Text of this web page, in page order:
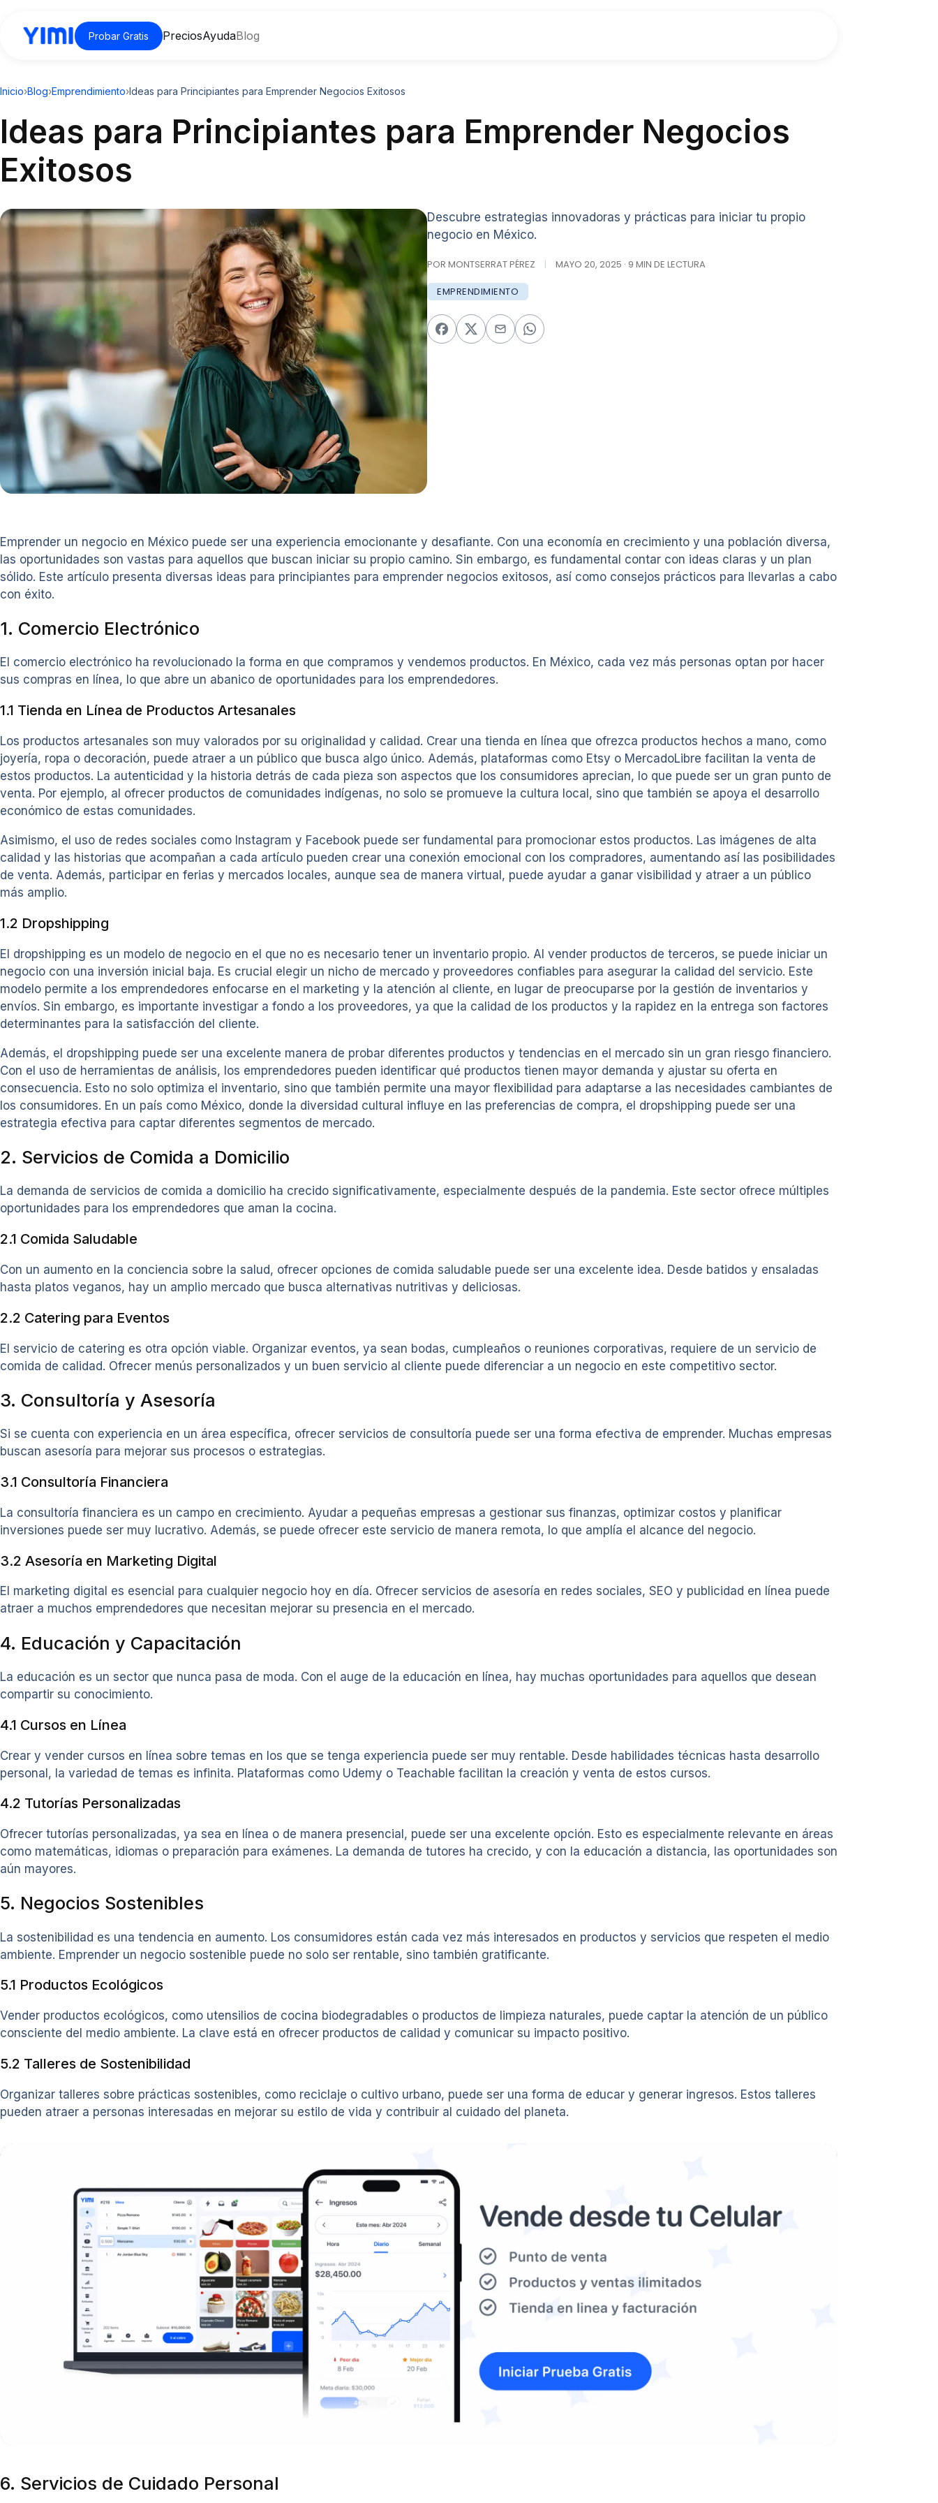
Probar Gratis PreciosAyudaBlog
Inicio›Blog›Emprendimiento›Ideas para Principiantes para Emprender Negocios Exitosos
Ideas para Principiantes para Emprender Negocios
Exitosos
Descubre estrategias innovadoras y prácticas para iniciar tu propio
negocio en México.
POR MONTSERRAT PÉREZ | MAYO 20, 2025 · 9 MIN DE LECTURA
EMPRENDIMIENTO
Emprender un negocio en México puede ser una experiencia emocionante y desafiante. Con una economía en crecimiento y una población diversa,
las oportunidades son vastas para aquellos que buscan iniciar su propio camino. Sin embargo, es fundamental contar con ideas claras y un plan
sólido. Este artículo presenta diversas ideas para principiantes para emprender negocios exitosos, así como consejos prácticos para llevarlas a cabo
con éxito.
1. Comercio Electrónico
El comercio electrónico ha revolucionado la forma en que compramos y vendemos productos. En México, cada vez más personas optan por hacer
sus compras en línea, lo que abre un abanico de oportunidades para los emprendedores.
1.1 Tienda en Línea de Productos Artesanales
Los productos artesanales son muy valorados por su originalidad y calidad. Crear una tienda en línea que ofrezca productos hechos a mano, como
joyería, ropa o decoración, puede atraer a un público que busca algo único. Además, plataformas como Etsy o MercadoLibre facilitan la venta de
estos productos. La autenticidad y la historia detrás de cada pieza son aspectos que los consumidores aprecian, lo que puede ser un gran punto de
venta. Por ejemplo, al ofrecer productos de comunidades indígenas, no solo se promueve la cultura local, sino que también se apoya el desarrollo
económico de estas comunidades.
Asimismo, el uso de redes sociales como Instagram y Facebook puede ser fundamental para promocionar estos productos. Las imágenes de alta
calidad y las historias que acompañan a cada artículo pueden crear una conexión emocional con los compradores, aumentando así las posibilidades
de venta. Además, participar en ferias y mercados locales, aunque sea de manera virtual, puede ayudar a ganar visibilidad y atraer a un público
más amplio.
1.2 Dropshipping
El dropshipping es un modelo de negocio en el que no es necesario tener un inventario propio. Al vender productos de terceros, se puede iniciar un
negocio con una inversión inicial baja. Es crucial elegir un nicho de mercado y proveedores confiables para asegurar la calidad del servicio. Este
modelo permite a los emprendedores enfocarse en el marketing y la atención al cliente, en lugar de preocuparse por la gestión de inventarios y
envíos. Sin embargo, es importante investigar a fondo a los proveedores, ya que la calidad de los productos y la rapidez en la entrega son factores
determinantes para la satisfacción del cliente.
Además, el dropshipping puede ser una excelente manera de probar diferentes productos y tendencias en el mercado sin un gran riesgo financiero.
Con el uso de herramientas de análisis, los emprendedores pueden identificar qué productos tienen mayor demanda y ajustar su oferta en
consecuencia. Esto no solo optimiza el inventario, sino que también permite una mayor flexibilidad para adaptarse a las necesidades cambiantes de
los consumidores. En un país como México, donde la diversidad cultural influye en las preferencias de compra, el dropshipping puede ser una
estrategia efectiva para captar diferentes segmentos de mercado.
2. Servicios de Comida a Domicilio
La demanda de servicios de comida a domicilio ha crecido significativamente, especialmente después de la pandemia. Este sector ofrece múltiples
oportunidades para los emprendedores que aman la cocina.
2.1 Comida Saludable
Con un aumento en la conciencia sobre la salud, ofrecer opciones de comida saludable puede ser una excelente idea. Desde batidos y ensaladas
hasta platos veganos, hay un amplio mercado que busca alternativas nutritivas y deliciosas.
2.2 Catering para Eventos
El servicio de catering es otra opción viable. Organizar eventos, ya sean bodas, cumpleaños o reuniones corporativas, requiere de un servicio de
comida de calidad. Ofrecer menús personalizados y un buen servicio al cliente puede diferenciar a un negocio en este competitivo sector.
3. Consultoría y Asesoría
Si se cuenta con experiencia en un área específica, ofrecer servicios de consultoría puede ser una forma efectiva de emprender. Muchas empresas
buscan asesoría para mejorar sus procesos o estrategias.
3.1 Consultoría Financiera
La consultoría financiera es un campo en crecimiento. Ayudar a pequeñas empresas a gestionar sus finanzas, optimizar costos y planificar
inversiones puede ser muy lucrativo. Además, se puede ofrecer este servicio de manera remota, lo que amplía el alcance del negocio.
3.2 Asesoría en Marketing Digital
El marketing digital es esencial para cualquier negocio hoy en día. Ofrecer servicios de asesoría en redes sociales, SEO y publicidad en línea puede
atraer a muchos emprendedores que necesitan mejorar su presencia en el mercado.
4. Educación y Capacitación
La educación es un sector que nunca pasa de moda. Con el auge de la educación en línea, hay muchas oportunidades para aquellos que desean
compartir su conocimiento.
4.1 Cursos en Línea
Crear y vender cursos en línea sobre temas en los que se tenga experiencia puede ser muy rentable. Desde habilidades técnicas hasta desarrollo
personal, la variedad de temas es infinita. Plataformas como Udemy o Teachable facilitan la creación y venta de estos cursos.
4.2 Tutorías Personalizadas
Ofrecer tutorías personalizadas, ya sea en línea o de manera presencial, puede ser una excelente opción. Esto es especialmente relevante en áreas
como matemáticas, idiomas o preparación para exámenes. La demanda de tutores ha crecido, y con la educación a distancia, las oportunidades son
aún mayores.
5. Negocios Sostenibles
La sostenibilidad es una tendencia en aumento. Los consumidores están cada vez más interesados en productos y servicios que respeten el medio
ambiente. Emprender un negocio sostenible puede no solo ser rentable, sino también gratificante.
5.1 Productos Ecológicos
Vender productos ecológicos, como utensilios de cocina biodegradables o productos de limpieza naturales, puede captar la atención de un público
consciente del medio ambiente. La clave está en ofrecer productos de calidad y comunicar su impacto positivo.
5.2 Talleres de Sostenibilidad
Organizar talleres sobre prácticas sostenibles, como reciclaje o cultivo urbano, puede ser una forma de educar y generar ingresos. Estos talleres
pueden atraer a personas interesadas en mejorar su estilo de vida y contribuir al cuidado del planeta.
6. Servicios de Cuidado Personal